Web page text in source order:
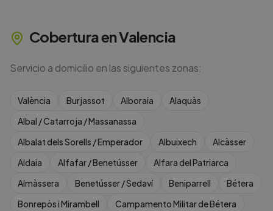
Cobertura enValencia
Servicio a domicilio en las siguientes zonas:
València Burjassot Alboraia
Alaquàs
Albal / Catarroja / Massanassa
Albalat dels Sorells / Emperador
Albuixech
Alcàsser
Aldaia
Alfafar / Benetússer
Alfara del Patriarca
Almàssera
Benetússer / Sedaví Beniparrell
Bétera
Bonrepòs i Mirambell
Campamento Militar de Bétera